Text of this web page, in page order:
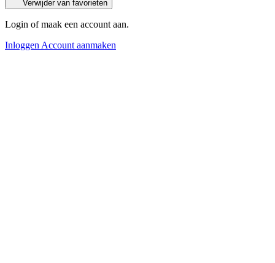
Verwijder van favorieten
Login of maak een account aan.
Inloggen Account aanmaken